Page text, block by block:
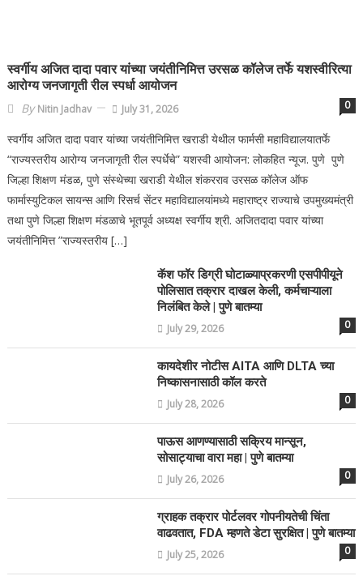
स्वर्गीय अजित दादा पवार यांच्या जयंतीनिमित्त उरसळ कॉलेज तर्फे यशस्वीरित्या
आरोग्य जनजागृती रील स्पर्धा आयोजन
ByNitin Jadhav July 31, 2026 0
स्वर्गीय अजित दादा पवार यांच्या जयंतीनिमित्त खराडी येथील फार्मसी महाविद्यालयातर्फे
“राज्यस्तरीय आरोग्य जनजागृती रील स्पर्धेचे” यशस्वी आयोजन: लोकहित न्यूज. पुणे पुणे
जिल्हा शिक्षण मंडळ, पुणे संस्थेच्या खराडी येथील शंकरराव उरसळ कॉलेज ऑफ
फार्मास्युटिकल सायन्स आणि रिसर्च सेंटर महाविद्यालयांमध्ये महाराष्ट्र राज्याचे उपमुख्यमंत्री
तथा पुणे जिल्हा शिक्षण मंडळाचे भूतपूर्व अध्यक्ष स्वर्गीय श्री. अजितदादा पवार यांच्या
जयंतीनिमित्त ”राज्यस्तरीय […]
कॅश फॉर डिग्री घोटाळ्याप्रकरणी एसपीपीयूने
पोलिसात तक्रार दाखल केली, कर्मचाऱ्याला
निलंबित केले | पुणे बातम्या
July 29, 2026 0
कायदेशीर नोटीस AITA आणि DLTA च्या
निष्कासनासाठी कॉल करते
July 28, 2026 0
पाऊस आणण्यासाठी सक्रिय मान्सून,
सोसाट्याचा वारा महा | पुणे बातम्या
July 26, 2026 0
ग्राहक तक्रार पोर्टलवर गोपनीयतेची चिंता
वाढवतात, FDA म्हणते डेटा सुरक्षित | पुणे बातम्या
July 25, 2026 0